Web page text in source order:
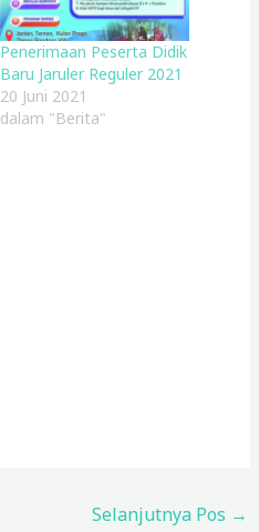
Penerimaan Peserta Didik
Baru Jaruler Reguler 2021
20 Juni 2021
dalam "Berita"
Selanjutnya Pos →